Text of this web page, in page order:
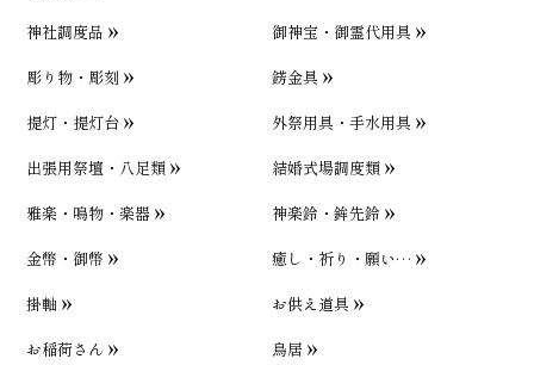
神社調度品
御神宝・御霊代用具
彫り物・彫刻
錺金具
提灯・提灯台
外祭用具・手水用具
出張用祭壇・八足類
結婚式場調度類
雅楽・鳴物・楽器
神楽鈴・鉾先鈴
金幣・御幣
癒し・祈り・願い…
掛軸
お供え道具
お稲荷さん
鳥居